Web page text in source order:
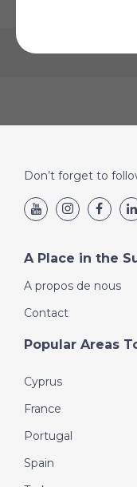
Don’t forget to
A Place in the
A propos de nous
Contact
Popular Areas
Cyprus
France
Portugal
Spain